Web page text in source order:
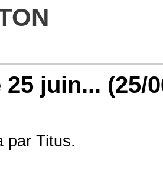
juin... (25/
par Titus.